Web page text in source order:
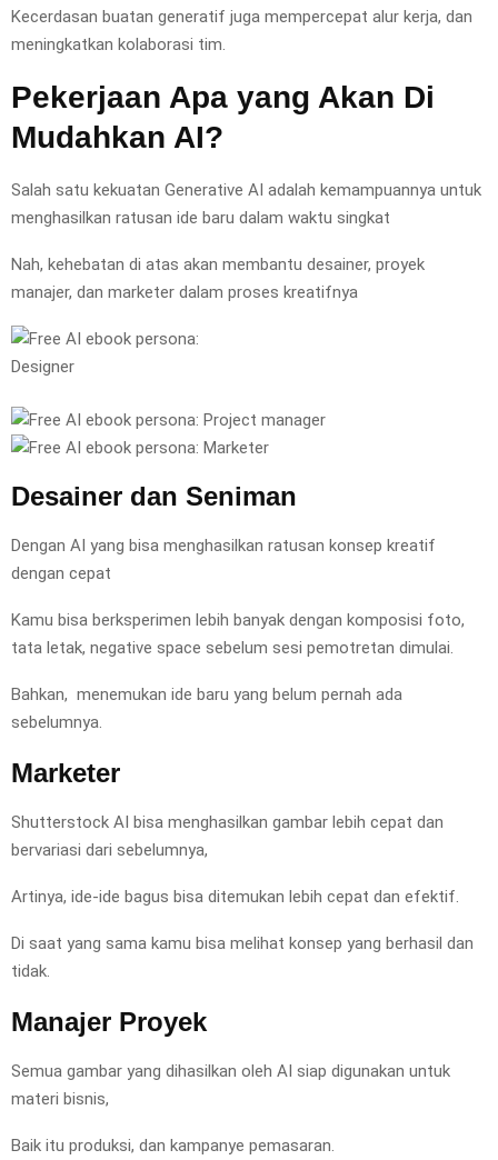
Kecerdasan buatan generatif juga mempercepat alur kerja, dan
meningkatkan kolaborasi tim.
Pekerjaan Apa yang Akan Di
Mudahkan AI?
Salah satu kekuatan Generative AI adalah kemampuannya untuk
menghasilkan ratusan ide baru dalam waktu singkat
Nah, kehebatan di atas akan membantu desainer, proyek
manajer, dan marketer dalam proses kreatifnya
Desainer dan Seniman
Dengan AI yang bisa menghasilkan ratusan konsep kreatif
dengan cepat
Kamu bisa berksperimen lebih banyak dengan komposisi foto,
tata letak, negative space sebelum sesi pemotretan dimulai.
Bahkan, menemukan ide baru yang belum pernah ada
sebelumnya.
Marketer
Shutterstock AI bisa menghasilkan gambar lebih cepat dan
bervariasi dari sebelumnya,
Artinya, ide-ide bagus bisa ditemukan lebih cepat dan efektif.
Di saat yang sama kamu bisa melihat konsep yang berhasil dan
tidak.
Manajer Proyek
Semua gambar yang dihasilkan oleh AI siap digunakan untuk
materi bisnis,
Baik itu produksi, dan kampanye pemasaran.